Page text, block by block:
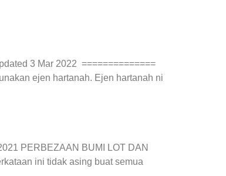
3 Mar 2022 ==============
ejen hartanah. Ejen hartanah ni
PERBEZAAN BUMI LOT DAN
ini tidak asing buat semua